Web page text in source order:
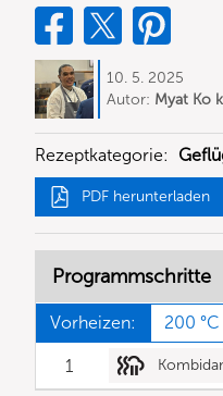
10. 5. 2025
Autor: Myat Ko
Rezeptkategorie:
PDF herunterladen
Programmschritte
Vorheizen: 200 °C
1